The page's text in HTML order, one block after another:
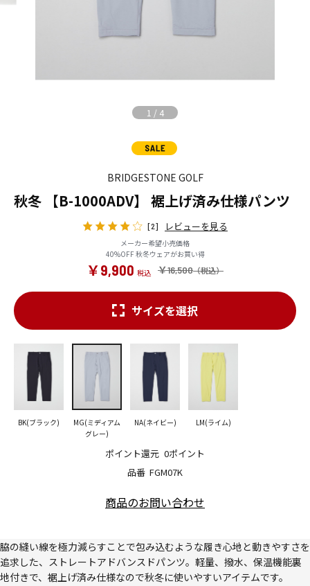
1 / 4
BRIDGESTONE GOLF
秋冬 【B-1000ADV】 裾上げ済み仕様パンツ
[2] レビューを見る
メーカー希望小売価格
40%OFF 秋冬ウェアがお買い得
￥16,500
￥9,900
品番 FGM07K
ポイント還元 0ポイント
サイズを選択
BK(ブラック)
MG(ミディアム
グレー)
NA(ネイビー) LM(ライム)
商品のお問い合わせ
脇の縫い線を極力減らすことで包み込むような履き心地と動きやすさを
追求した、ストレートアドバンスドパンツ。軽量、撥水、保温機能裏
地付きで、裾上げ済み仕様なので秋冬に使いやすいアイテムです。